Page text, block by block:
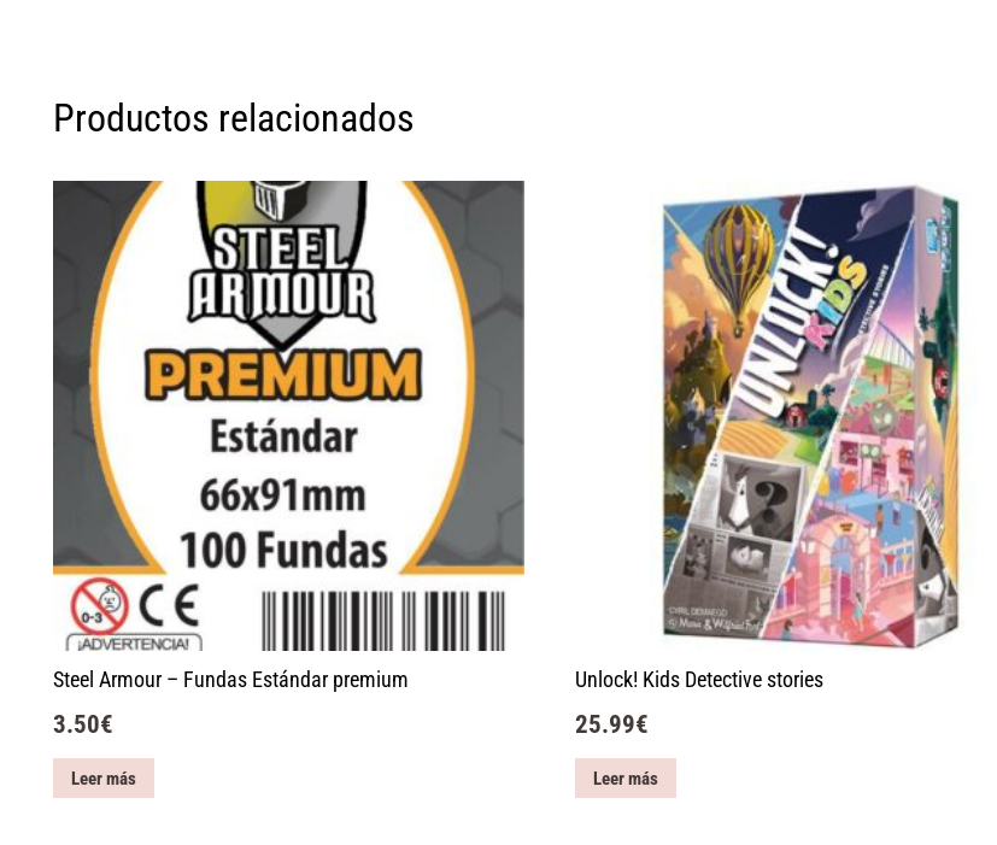
Productos relacionados
Steel Armour – Fundas Estándar premium
3.50€
Leer más
Unlock! Kids Detective stories
25.99€
Leer más